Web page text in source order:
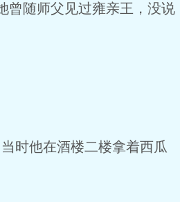
随师父见过雍亲王，没说
时他在酒楼二楼拿着西瓜